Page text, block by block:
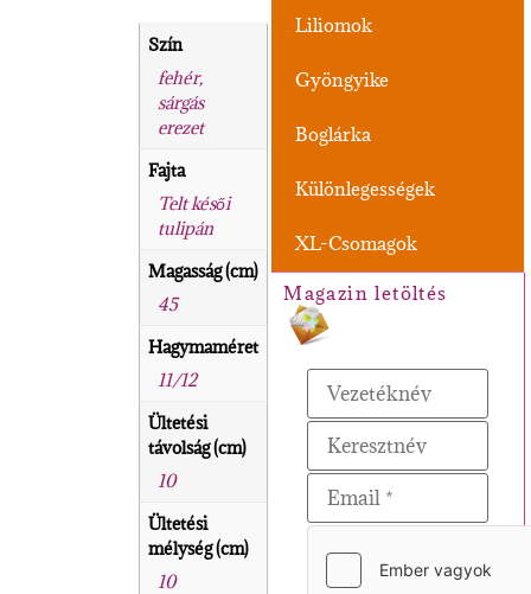
Liliomok
Gyöngyike
Boglárka
Különlegességek
XL-Csomagok
Magazin letöltés
Szín
fehér,
sárgás
erezet
Fajta
Telt késői
tulipán
Magasság (cm)
45
Hagymaméret
11/12
Ültetési
távolság (cm)
10
Ültetési
mélység (cm)
10